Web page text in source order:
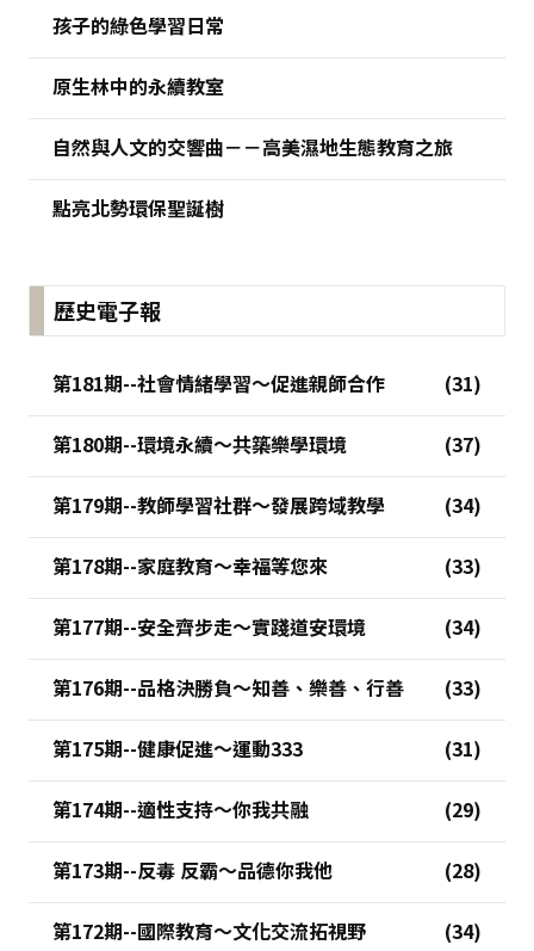
孩子的綠色學習日常
原生林中的永續教室
自然與人文的交響曲－－高美濕地生態教育之旅
點亮北勢環保聖誕樹
歷史電子報
第181期--社會情緒學習～促進親師合作
第180期--環境永續～共築樂學環境
第179期--教師學習社群～發展跨域教學
第178期--家庭教育～幸福等您來
第177期--安全齊步走～實踐道安環境
第176期--品格決勝負～知善、樂善、行善
第175期--健康促進～運動333
第174期--適性支持～你我共融
第173期--反毒 反霸～品德你我他
第172期--國際教育～文化交流拓視野